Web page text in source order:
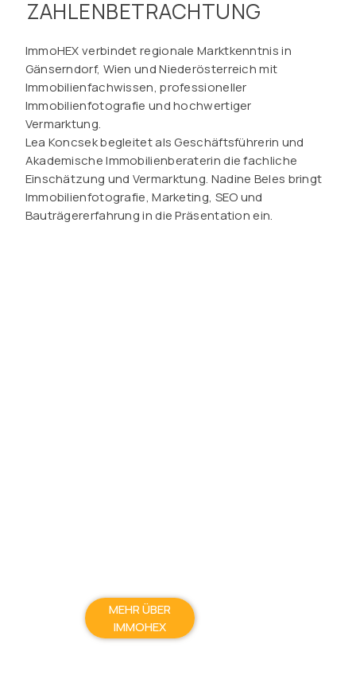
ZAHLENBETRACHTUNG
ImmoHEX verbindet regionale Marktkenntnis in
Gänserndorf, Wien und Niederösterreich mit
Immobilienfachwissen, professioneller
Immobilienfotografie und hochwertiger
Vermarktung.
Lea Koncsek begleitet als Geschäftsführerin und
Akademische Immobilienberaterin die fachliche
Einschätzung und Vermarktung. Nadine Beles bringt
Immobilienfotografie, Marketing, SEO und
Bauträgererfahrung in die Präsentation ein.
MEHR ÜBER
IMMOHEX